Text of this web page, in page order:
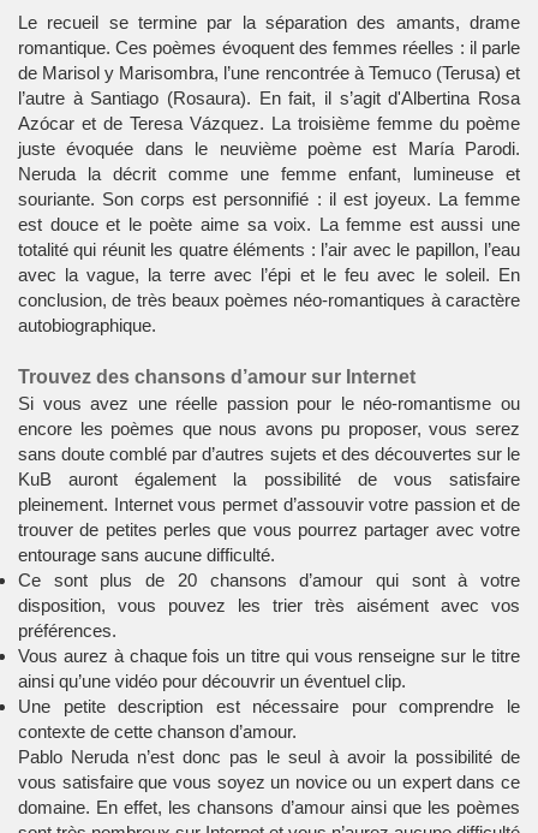
Le recueil se termine par la séparation des amants, drame
romantique. Ces poèmes évoquent des femmes réelles : il parle
de Marisol y Marisombra, l’une rencontrée à Temuco (Terusa) et
l’autre à Santiago (Rosaura). En fait, il s’agit d'Albertina Rosa
Azócar et de Teresa Vázquez. La troisième femme du poème
juste évoquée dans le neuvième poème est María Parodi.
Neruda la décrit comme une femme enfant, lumineuse et
souriante. Son corps est personnifié : il est joyeux. La femme
est douce et le poète aime sa voix. La femme est aussi une
totalité qui réunit les quatre éléments : l’air avec le papillon, l’eau
avec la vague, la terre avec l’épi et le feu avec le soleil. En
conclusion, de très beaux poèmes néo-romantiques à caractère
autobiographique.
Trouvez des chansons d’amour sur Internet
Si vous avez une réelle passion pour le néo-romantisme ou
encore les poèmes que nous avons pu proposer, vous serez
sans doute comblé par d’autres sujets et des découvertes sur le
KuB auront également la possibilité de vous satisfaire
pleinement. Internet vous permet d’assouvir votre passion et de
trouver de petites perles que vous pourrez partager avec votre
entourage sans aucune difficulté.
Ce sont plus de 20 chansons d’amour qui sont à votre
disposition, vous pouvez les trier très aisément avec vos
préférences.
Vous aurez à chaque fois un titre qui vous renseigne sur le titre
ainsi qu’une vidéo pour découvrir un éventuel clip.
Une petite description est nécessaire pour comprendre le
contexte de cette chanson d’amour.
Pablo Neruda n’est donc pas le seul à avoir la possibilité de
vous satisfaire que vous soyez un novice ou un expert dans ce
domaine. En effet, les chansons d’amour ainsi que les poèmes